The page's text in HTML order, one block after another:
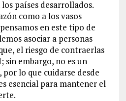
países desarrollados.
como a los vasos
en este tipo de
asociar a personas
el riesgo de contraerlas
sin embargo, no es un
lo que cuidarse desde
esencial para mantener el